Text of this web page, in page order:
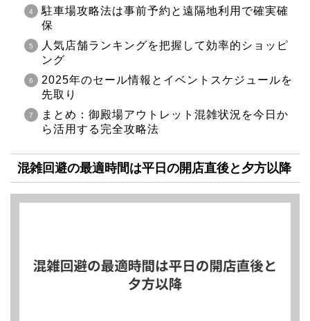
駐車場攻略法は事前予約と遠隔地利用で確実確
保
人気店舗ランキングを把握して効率的ショッピ
ング
2025年のセール情報とイベントスケジュールを
先取り
まとめ：御殿場アウトレット混雑状況を今日か
ら活用する完全攻略法
混雑回避の最適時間は平日の開店直後と夕方以降